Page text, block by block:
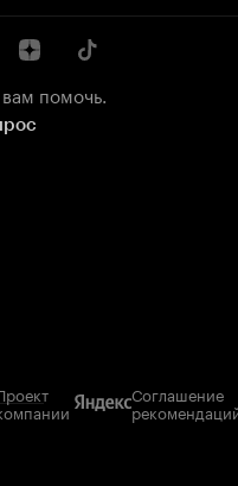
помочь.
Соглашение